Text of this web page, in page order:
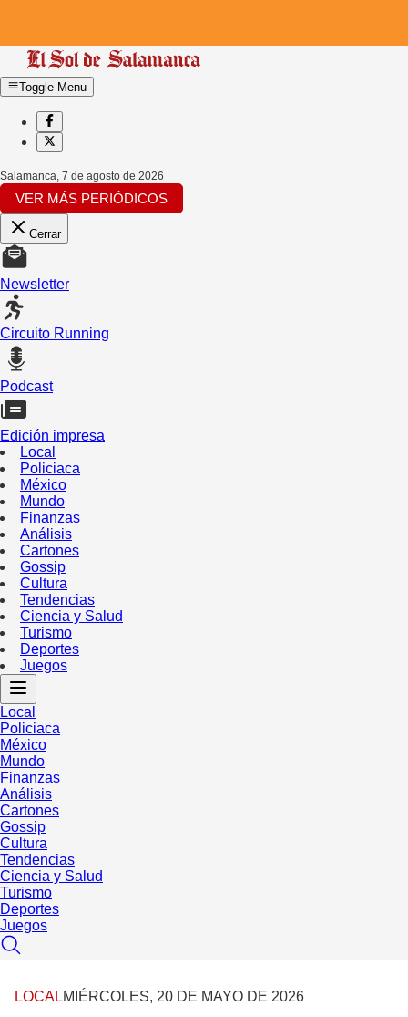
Toggle Menu
Salamanca, 7 de agosto de 2026
VER MÁS PERIÓDICOS
Cerrar
Newsletter
Circuito Running
Podcast
Edición impresa
Local
Policiaca
México
Mundo
Finanzas
Análisis
Cartones
Gossip
Cultura
Tendencias
Ciencia y Salud
Turismo
Deportes
Juegos
Local
Policiaca
México
Mundo
Finanzas
Análisis
Cartones
Gossip
Cultura
Tendencias
Ciencia y Salud
Turismo
Deportes
Juegos
LOCALMIÉRCOLES, 20 DE MAYO DE 2026